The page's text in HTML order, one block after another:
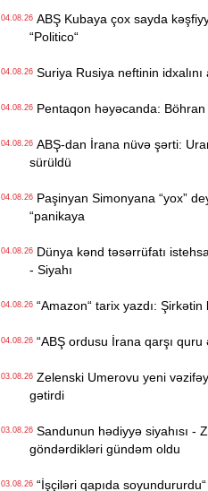
04.08.26ABŞ Kubaya çox sayda
“Politico“
04.08.26Suriya Rusiya neftinin idxalını
04.08.26Pentaqon həyəcanda: Böhran
04.08.26ABŞ-dan İrana nüvə şərti:
sürüldü
04.08.26Paşinyan Simonyana “yox”
“panikaya
04.08.26Dünya kənd təsərrüfatı
- Siyahı
04.08.26“Amazon“ tarix yazdı:
04.08.26“ABŞ ordusu İrana qarşı quru
03.08.26Zelenski Umerovu yeni
gətirdi
03.08.26Sandunun hədiyyə siyahısı -
göndərdikləri gündəm oldu
03.08.26“İşçiləri qapıda